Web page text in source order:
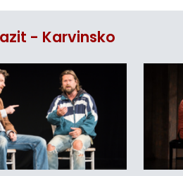
- Karvinsko